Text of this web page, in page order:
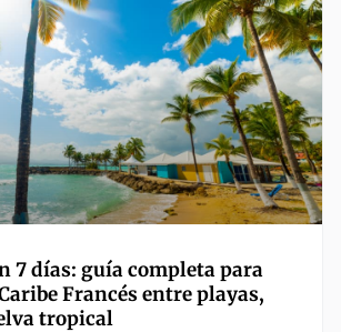
7 días: guía completa para
Francés entre playas,
tropical